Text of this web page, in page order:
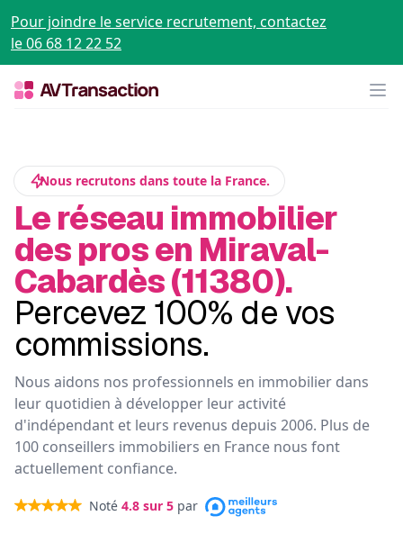
Pour joindre le service recrutement, contactez
le 06 68 12 22 52
Nous recrutons dans toute la France.
Le réseau immobilier
des pros en Miraval-
Cabardès (11380).
Percevez 100% de vos
commissions.
Nous aidons nos professionnels en immobilier dans
leur quotidien à développer leur activité
d'indépendant et leurs revenus depuis 2006. Plus de
100 conseillers immobiliers en France nous font
actuellement confiance.
Noté 4.8 sur 5 par